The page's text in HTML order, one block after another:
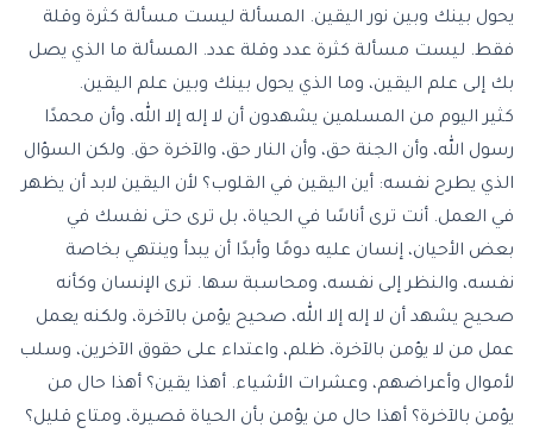
يحول بينك وبين نور اليقين. المسألة ليست مسألة كثرة وقلة
فقط. ليست مسألة كثرة عدد وقلة عدد. المسألة ما الذي يصل
بك إلى علم اليقين، وما الذي يحول بينك وبين علم اليقين.
كثير اليوم من المسلمين يشهدون أن لا إله إلا الله، وأن محمدًا
رسول الله، وأن الجنة حق، وأن النار حق، والآخرة حق. ولكن السؤال
الذي يطرح نفسه: أين اليقين في القلوب؟ لأن اليقين لابد أن يظهر
في العمل. أنت ترى أناسًا في الحياة، بل ترى حتى نفسك في
بعض الأحيان، إنسان عليه دومًا وأبدًا أن يبدأ وينتهي بخاصة
نفسه، والنظر إلى نفسه، ومحاسبة سها. ترى الإنسان وكأنه
صحيح يشهد أن لا إله إلا الله، صحيح يؤمن بالآخرة، ولكنه يعمل
عمل من لا يؤمن بالآخرة، ظلم، واعتداء على حقوق الآخرين، وسلب
لأموال وأعراضهم، وعشرات الأشياء. أهذا يقين؟ أهذا حال من
يؤمن بالآخرة؟ أهذا حال من يؤمن بأن الحياة قصيرة، ومتاع قليل؟